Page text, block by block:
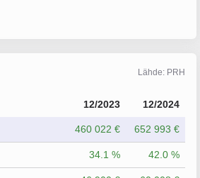
Lähde: PRH
12/2023 12/2024
460 022 € 652 993 €
34.1 % 42.0 %